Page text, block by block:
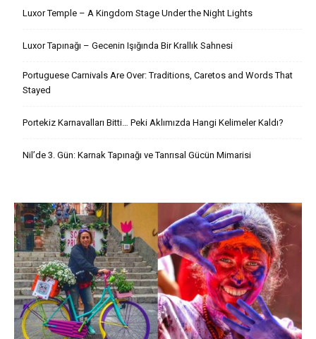
Luxor Temple – A Kingdom Stage Under the Night Lights
Luxor Tapınağı – Gecenin Işığında Bir Krallık Sahnesi
Portuguese Carnivals Are Over: Traditions, Caretos and Words That
Stayed
Portekiz Karnavalları Bitti… Peki Aklımızda Hangi Kelimeler Kaldı?
Nil’de 3. Gün: Karnak Tapınağı ve Tanrısal Gücün Mimarisi